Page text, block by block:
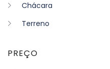
Chácara
Terreno
PREÇO